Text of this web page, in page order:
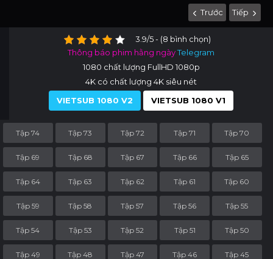
Trước Tiếp
3.9/5 - (8 bình chọn)
Thông báo phim hằng ngàyTelegram
1080 chất lượng FullHD 1080p
4K có chất lượng 4K siêu nét
VIETSUB 1080 V2
VIETSUB 1080 V1
Tập 74 Tập 73 Tập 72 Tập 71 Tập 70
Tập 69 Tập 68 Tập 67 Tập 66 Tập 65
Tập 64 Tập 63 Tập 62 Tập 61 Tập 60
Tập 59 Tập 58 Tập 57 Tập 56 Tập 55
Tập 54 Tập 53 Tập 52 Tập 51 Tập 50
Tập 49 Tập 48 Tập 47 Tập 46 Tập 45